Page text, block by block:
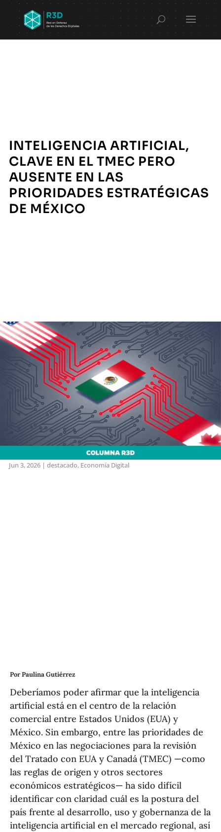
INTELIGENCIA ARTIFICIAL,
CLAVE EN EL TMEC PERO
AUSENTE EN LAS
PRIORIDADES ESTRATÉGICAS
DE MÉXICO
Jun 3, 2026| destacado, Economía Digital
Por Paulina Gutiérrez
Deberíamos poder afirmar que la inteligencia
artificial está en el centro de la relación
comercial entre Estados Unidos (EUA) y
México. Sin embargo, entre las prioridades de
México en las negociaciones para la revisión
del Tratado con EUA y Canadá (TMEC) —como
las reglas de origen y otros sectores
económicos estratégicos— ha sido difícil
identificar con claridad cuál es la postura del
país frente al desarrollo, uso y gobernanza de la
inteligencia artificial en el mercado regional, así